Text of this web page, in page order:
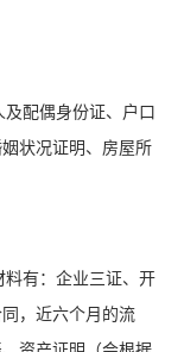
配偶身份证、户口
状况证明、房屋所
有：企业三证、开
，近六个月的流